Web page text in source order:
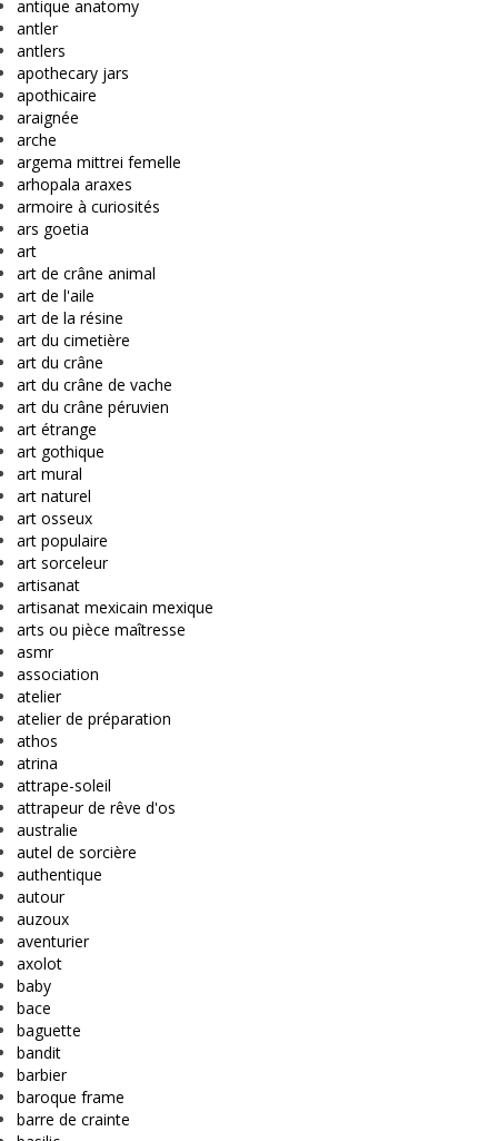
antique anatomy
antler
antlers
apothecary jars
apothicaire
araignée
arche
argema mittrei femelle
arhopala araxes
armoire à curiosités
ars goetia
art
art de crâne animal
art de l'aile
art de la résine
art du cimetière
art du crâne
art du crâne de vache
art du crâne péruvien
art étrange
art gothique
art mural
art naturel
art osseux
art populaire
art sorceleur
artisanat
artisanat mexicain mexique
arts ou pièce maîtresse
asmr
association
atelier
atelier de préparation
athos
atrina
attrape-soleil
attrapeur de rêve d'os
australie
autel de sorcière
authentique
autour
auzoux
aventurier
axolot
baby
bace
baguette
bandit
barbier
baroque frame
barre de crainte